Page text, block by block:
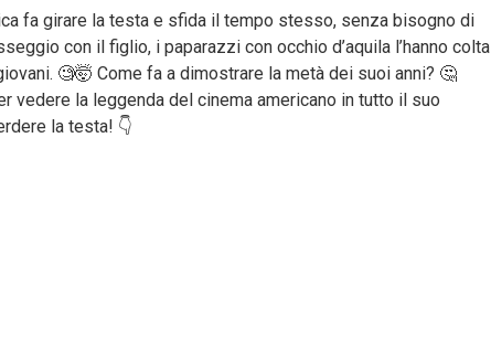
fa girare la testa e sfida il tempo stesso, senza bisogno di
con il figlio, i paparazzi con occhio d’aquila l’hanno colta
🧐🤯 Come fa a dimostrare la metà dei suoi anni? 🤔
vedere la leggenda del cinema americano in tutto il suo
la testa! 👇